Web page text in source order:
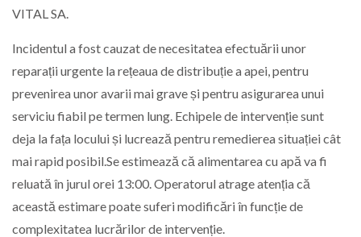
VITAL SA.
Incidentul a fost cauzat de necesitatea efectuării unor
reparații urgente la rețeaua de distribuție a apei, pentru
prevenirea unor avarii mai grave și pentru asigurarea unui
serviciu fiabil pe termen lung. Echipele de intervenție sunt
deja la fața locului și lucrează pentru remedierea situației cât
mai rapid posibil.Se estimează că alimentarea cu apă va fi
reluată în jurul orei 13:00. Operatorul atrage atenția că
această estimare poate suferi modificări în funcție de
complexitatea lucrărilor de intervenție.